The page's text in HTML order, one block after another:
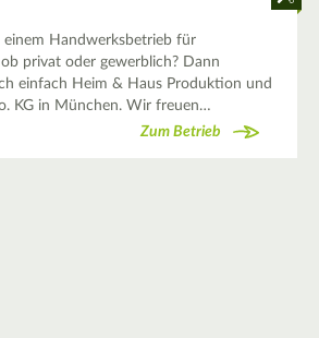
Handwerksbetrieb für
privat oder gewerblich? Dann
einfach Heim & Haus Produktion und
KG in München. Wir freuen…
Zum Betrieb